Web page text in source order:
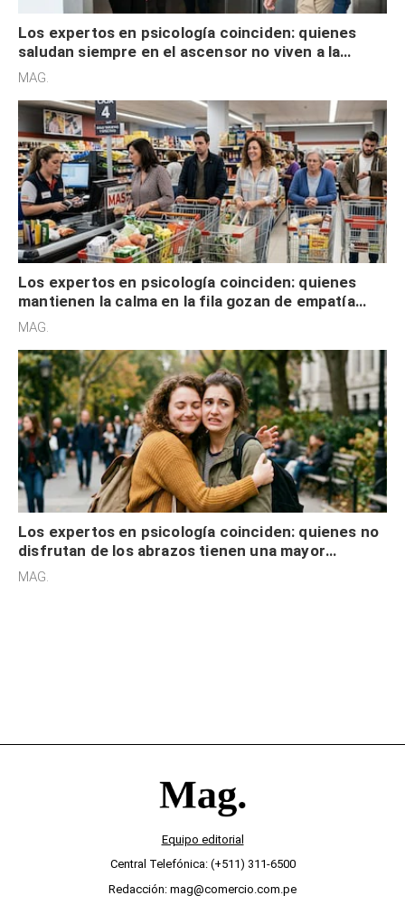
Los expertos en psicología coinciden: quienes
saludan siempre en el ascensor no viven a la
defensiva y tienen apertura social
MAG.
Los expertos en psicología coinciden: quienes
mantienen la calma en la fila gozan de empatía
cognitiva, gratitud y no solo tienen autocontrol
MAG.
Los expertos en psicología coinciden: quienes no
disfrutan de los abrazos tienen una mayor
sensibilidad a los estímulos físicos y no es por
MAG.
Equipo editorial
Central Telefónica: (+511) 311-6500
Redacción: mag@comercio.com.pe